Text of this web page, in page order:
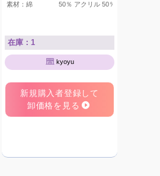
100％ 刺繍部分 スパンコール ポ
素材：綿 50％ アクリル 50％
在庫：1
kyoyu
新規購入者登録して
卸価格を見る